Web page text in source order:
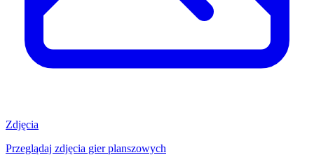
Zdjęcia
Przeglądaj zdjęcia gier planszowych